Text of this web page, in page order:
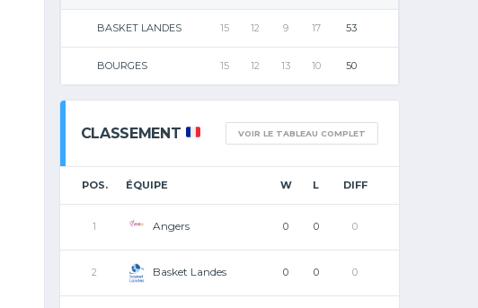
BASKET LANDES 15 12 9 17 53
BOURGES 15 12 13 10 50
CLASSEMENT VOIR LE TABLEAU COMPLET
POS. ÉQUIPE W L DIFF
1 Angers 0 0 0
2 Basket Landes 0 0 0